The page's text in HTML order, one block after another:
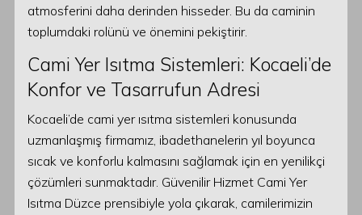
atmosferini daha derinden hisseder. Bu da caminin
toplumdaki rolünü ve önemini pekiştirir.
Cami Yer Isıtma Sistemleri: Kocaeli’de
Konfor ve Tasarrufun Adresi
Kocaeli’de cami yer ısıtma sistemleri konusunda
uzmanlaşmış firmamız, ibadethanelerin yıl boyunca
sıcak ve konforlu kalmasını sağlamak için en yenilikçi
çözümleri sunmaktadır. Güvenilir Hizmet Cami Yer
Isıtma Düzce prensibiyle yola çıkarak, camilerimizin